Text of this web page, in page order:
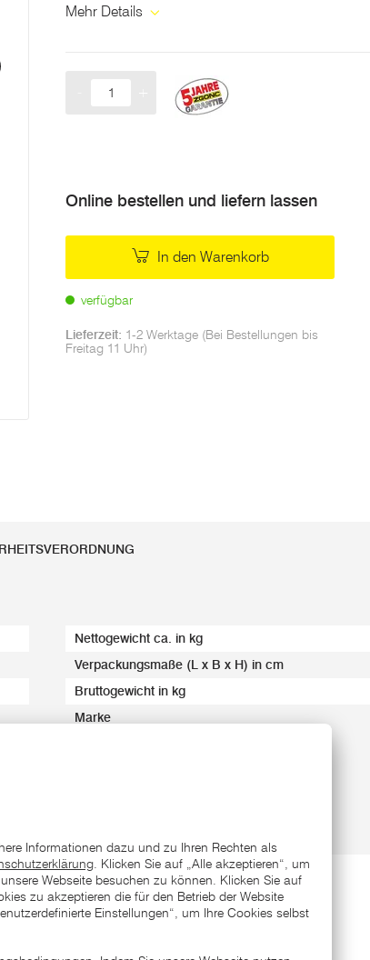
Mehr Details
Online bestellen und liefern lassen
In den Warenkorb
verfügbar
Lieferzeit: 1-2 Werktage (Bei Bestellungen bis
Freitag 11 Uhr)
Nettogewicht ca. in kg
Verpackungsmaße (L x B x H) in cm
Bruttogewicht in kg
Marke